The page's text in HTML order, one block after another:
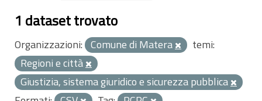
1 dataset trovato
Organizzazioni: Comune di Matera
temi:
Regioni e città
Giustizia, sistema giuridico e sicurezza pubblica